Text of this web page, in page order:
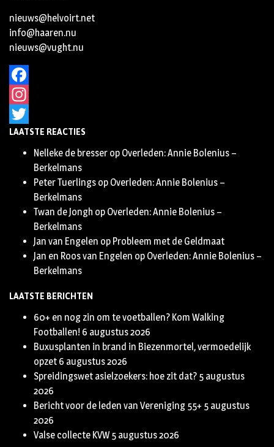
nieuws@helvoirt.net
info@haaren.nu
nieuws@vught.nu
Facebook
Instagram
Twitter
LAATSTE REACTIES
Nelleke de bresser op Overleden: Annie Bolenius –
Berkelmans
Peter Tuerlings op Overleden: Annie Bolenius –
Berkelmans
Twan de Jongh op Overleden: Annie Bolenius –
Berkelmans
Jan van Engelen op Probleem met de Geldmaat
Jan en Roos van Engelen op Overleden: Annie Bolenius –
Berkelmans
LAATSTE BERICHTEN
60+ en nog zin om te voetballen? Kom Walking
Footballen! 6 augustus 2026
Buxusplanten in brand in Biezenmortel, vermoedelijk
opzet 6 augustus 2026
Spreidingswet asielzoekers: hoe zit dat? 5 augustus
2026
Bericht voor de leden van Vereniging 55+ 5 augustus
2026
Valse collecte KVW 5 augustus 2026